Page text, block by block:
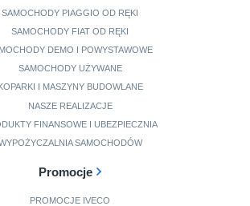
SAMOCHODY PIAGGIO OD RĘKI
SAMOCHODY FIAT OD RĘKI
DEMO I POWYSTAWOWE
SAMOCHODY UŻYWANE
KOPARKI I MASZYNY BUDOWLANE
NASZE REALIZACJE
FINANSOWE I UBEZPIECZNIA
SAMOCHODÓW
Promocje
PROMOCJE IVECO